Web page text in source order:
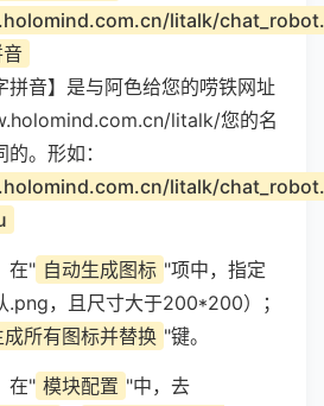
litalk/
拼音】是与阿色给您的唠铁网址
litalk/您的名
。形如：
litalk/
在" 自动生成图标 "项中，指定
.png，且尺寸大于200*200）；
成所有图标并替换 "键。
在" 模块配置 "中，去